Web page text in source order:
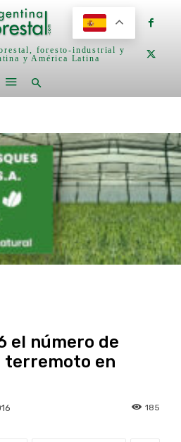
foresto-industrial y
y América Latina
el número de
terremoto en
185